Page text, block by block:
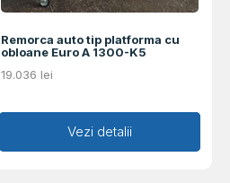
Remorca auto tip platforma cu
obloane Euro A 1300-K5
19.036 lei
Adaugă în coș
Vezi detalii